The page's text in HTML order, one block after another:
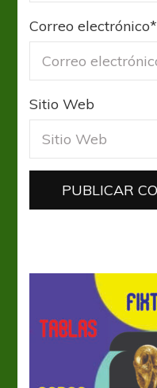
Correo electrónico*
Sitio Web